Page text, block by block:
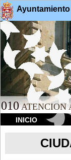
010 ATENCION
INICIO